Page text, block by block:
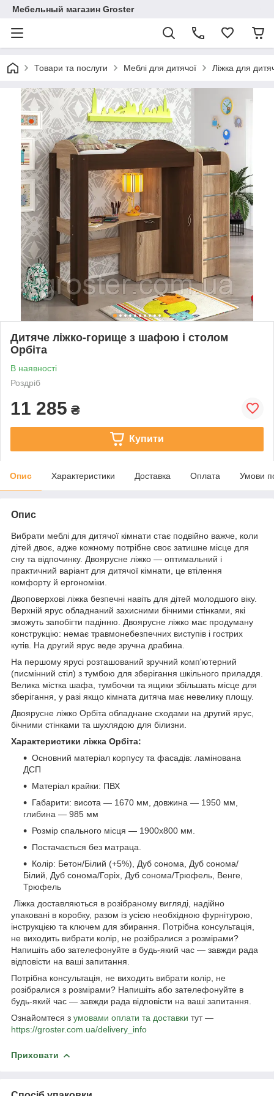
Мебельный магазин Groster
Товари та послуги Меблі для дитячої Ліжка для
Дитяче ліжко-горище з шафою і столом
Орбіта
В наявності
Роздріб
11 285 ₴
Купити
Опис Характеристики Доставка Оплата Умови
Опис
Вибрати меблі для дитячої кімнати стає подвійно важче, коли
дітей двоє, адже кожному потрібне своє затишне місце для
сну та відпочинку. Двоярусне ліжко — оптимальний і
практичний варіант для дитячої кімнати, це втілення
комфорту й ергономіки.
Двоповерхові ліжка безпечні навіть для дітей молодшого віку.
Верхній ярус обладнаний захисними бічними стінками, які
зможуть запобігти падінню. Двоярусне ліжко має продуману
конструкцію: немає травмонебезпечних виступів і гострих
кутів. На другий ярус веде зручна драбина.
На першому ярусі розташований зручний комп'ютерний
(писмінний стіл) з тумбою для зберігання шкільного приладдя.
Велика містка шафа, тумбочки та ящики збільшать місце для
зберігання, у разі якщо кімната дитяча має невелику площу.
Двоярусне ліжко Орбіта обладнане сходами на другий ярус,
бічними стінками та шухлядою для білизни.
Характеристики ліжка Орбіта:
Основний матеріал корпусу та фасадів: ламінована
ДСП
Матеріал крайки: ПВХ
Габарити: висота — 1670 мм, довжина — 1950 мм,
глибина — 985 мм
Розмір спального місця — 1900х800 мм.
Постачається без матраца.
Колір: Бетон/Білий (+5%), Дуб сонома, Дуб сонома/
Білий, Дуб сонома/Горіх, Дуб сонома/Трюфель, Венге,
Трюфель
Ліжка доставляються в розібраному вигляді, надійно
упаковані в коробку, разом із усією необхідною фурнітурою,
інструкцією та ключем для збирання. Потрібна консультація,
не виходить вибрати колір, не розібралися з розмірами?
Напишіть або зателефонуйте в будь-який час — завжди рада
відповісти на ваші запитання.
Потрібна консультація, не виходить вибрати колір, не
розібралися з розмірами? Напишіть або зателефонуйте в
будь-який час — завжди рада відповісти на ваші запитання.
Ознайомтеся з умовами оплати та доставки тут —
https://groster.com.ua/delivery_info
Приховати